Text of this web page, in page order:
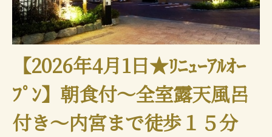
【2026年4月1日★ﾘﾆｭｰｱﾙｵｰ
ﾌﾟﾝ】朝食付～全室露天風呂
付き～内宮まで徒歩１５分